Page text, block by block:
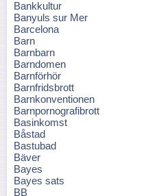
Bankkultur
Banyuls sur Mer
Barcelona
Barn
Barnbarn
Barndomen
Barnförhör
Barnfridsbrott
Barnkonventionen
Barnpornografibrott
Basinkomst
Båstad
Bastubad
Bäver
Bayes
Bayes sats
BB